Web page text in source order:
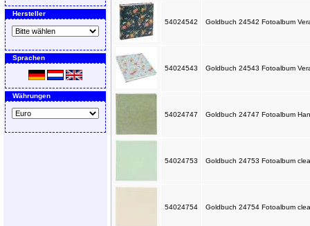
Hersteller
Sprachen
Währungen
54024542 Goldbuch 24542 Fotoalbum
54024543 Goldbuch 24543 Fotoalbum
54024747 Goldbuch 24747 Fotoalbum
54024753 Goldbuch 24753 Fotoalbum
54024754 Goldbuch 24754 Fotoalbum